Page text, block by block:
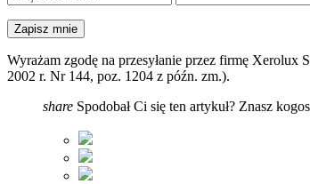
Wyrażam zgodę na przesyłanie przez firmę
2002 r. Nr 144, poz. 1204 z późn. zm.).
share Spodobał Ci się ten artykuł? Znasz